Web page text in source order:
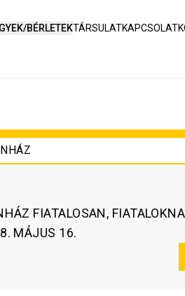
BÉRLETEKTÁRSULATKAPCSOLAT
FIATALOSAN,
MÁJUS 16.